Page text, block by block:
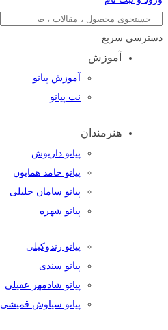
دسترسی سریع
آموزش
آموزش پیانو
نت پیانو
هنرمندان
پیانو داریوش
پیانو حامد همایون
پیانو سامان جلیلی
پیانو شهره
پیانو زندوکیلی
پیانو سندی
پیانو شادمهر عقیلی
پیانو سیاوش قمیشی